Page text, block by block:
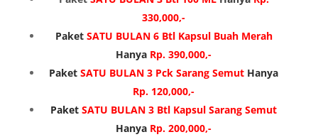
330,000,-
Paket SATU BULAN 6 Btl Kapsul Buah Merah
Hanya Rp. 390,000,-
PaketSATU BULAN 3 Pck Sarang Semut Hanya
Rp. 120,000,-
PaketSATU BULAN 3 Btl Kapsul Sarang Semut
Hanya Rp. 200,000,-